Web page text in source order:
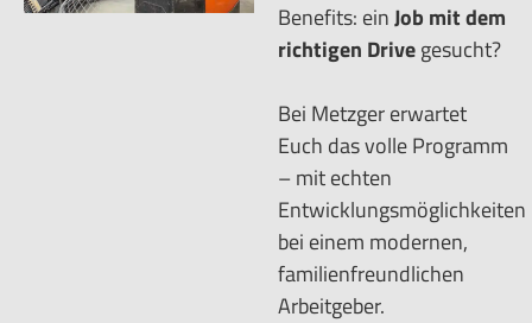
Benefits: einJob mit dem
richtigen Drivegesucht?
Bei Metzger erwartet
Euch das volle Programm
– mit echten
Entwicklungsmöglichkeiten
bei einem modernen,
familienfreundlichen
Arbeitgeber.